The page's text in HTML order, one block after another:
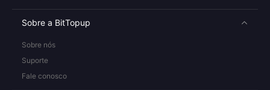
Sobre a BitTopup
Sobre nós
Suporte
Fale conosco